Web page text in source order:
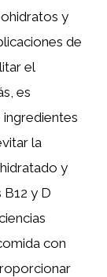
y
de
el
es
la
y
y D
con